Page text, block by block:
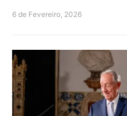
6 de Fevereiro, 2026